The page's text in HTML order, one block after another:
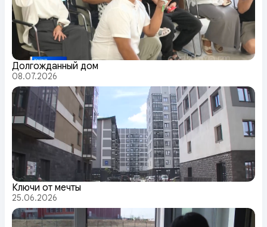
Долгожданный дом
08.07.2026
Ключи от мечты
25.06.2026